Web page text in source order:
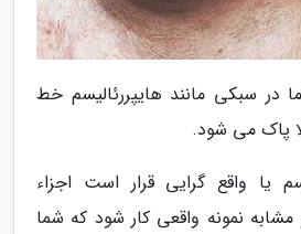
در سبکی مانند هایپررئالیسم خط
پاک می شود.
یا واقع گرایی قرار است اجزاء
نمونه واقعی کار شود که شما